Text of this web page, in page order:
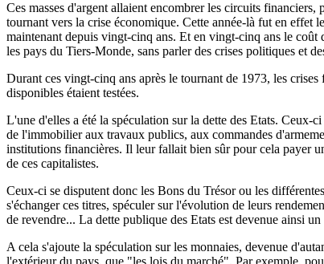
Ces masses d'argent allaient encombrer les circuits
tournant vers la crise économique. Cette année-là fut en effet
maintenant depuis vingt-cinq ans. Et en vingt-cinq ans le coût
les pays du Tiers-Monde, sans parler des crises politiques et
Durant ces vingt-cinq ans après le tournant de 1973, les
disponibles étaient testées.
L'une d'elles a été la spéculation sur la dette des Etats. Ceux-
de l'immobilier aux travaux publics, aux commandes
institutions financières. Il leur fallait bien sûr pour cela payer
de ces capitalistes.
Ceux-ci se disputent donc les Bons du Trésor ou les
s'échanger ces titres, spéculer sur l'évolution de leurs
de revendre... La dette publique des Etats est devenue ainsi
A cela s'ajoute la spéculation sur les monnaies, devenue